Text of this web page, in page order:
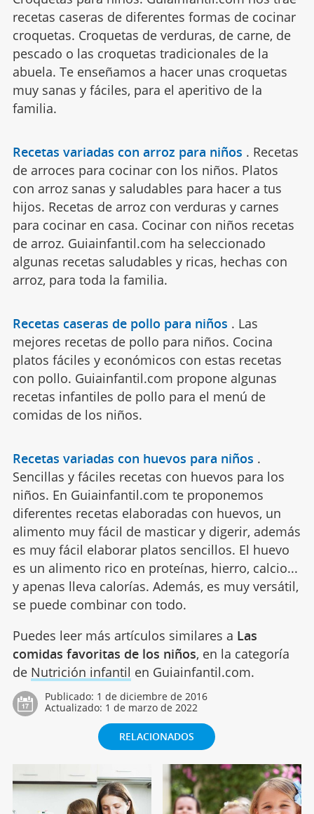
recetas caseras de diferentes formas de cocinar
croquetas. Croquetas de verduras, de carne, de
pescado o las croquetas tradicionales de la
abuela. Te enseñamos a hacer unas croquetas
muy sanas y fáciles, para el aperitivo de la
familia.
Recetas variadas con arroz para niños . Recetas
de arroces para cocinar con los niños. Platos
con arroz sanas y saludables para hacer a tus
hijos. Recetas de arroz con verduras y carnes
para cocinar en casa. Cocinar con niños recetas
de arroz. Guiainfantil.com ha seleccionado
algunas recetas saludables y ricas, hechas con
arroz, para toda la familia.
Recetas caseras de pollo para niños . Las
mejores recetas de pollo para niños. Cocina
platos fáciles y económicos con estas recetas
con pollo. Guiainfantil.com propone algunas
recetas infantiles de pollo para el menú de
comidas de los niños.
Recetas variadas con huevos para niños .
Sencillas y fáciles recetas con huevos para los
niños. En Guiainfantil.com te proponemos
diferentes recetas elaboradas con huevos, un
alimento muy fácil de masticar y digerir, además
es muy fácil elaborar platos sencillos. El huevo
es un alimento rico en proteínas, hierro, calcio...
y apenas lleva calorías. Además, es muy versátil,
se puede combinar con todo.
Puedes leer más artículos similares a Las
comidas favoritas de los niños, en la categoría
de Nutrición infantil en Guiainfantil.com.
Publicado: 1 de diciembre de 2016
Actualizado: 1 de marzo de 2022
RELACIONADOS